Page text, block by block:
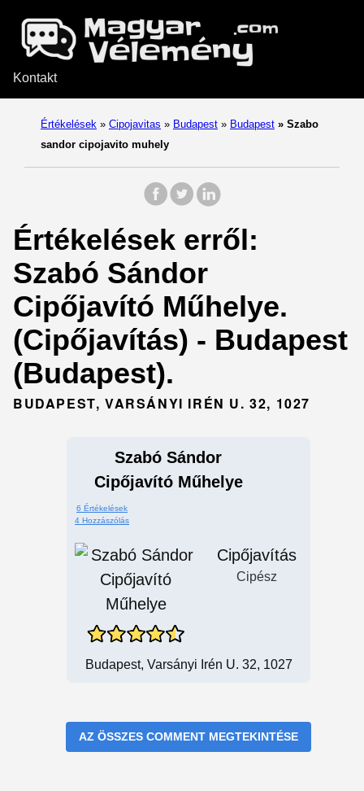
Kontakt
Értékelések » Cipojavitas » Budapest » Budapest » Szabo
sandor cipojavito muhely
Értékelések erről:
Szabó Sándor
Cipőjavító Műhelye.
(Cipőjavítás) - Budapest
(Budapest).
BUDAPEST, VARSÁNYI IRÉN U. 32, 1027
Szabó Sándor
Cipőjavító Műhelye
6 Értékelések
4 Hozzászólás
Cipőjavítás
Cipész
Budapest, Varsányi Irén U. 32, 1027
AZ ÖSSZES COMMENT MEGTEKINTÉSE